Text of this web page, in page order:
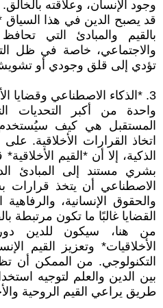
وجود الإنسان، وعلاقته بالخالق.
قد يصبح الدين في هذا السياق
بالقيم والمبادئ التي
والاجتماعي، خاصة في ظل
تؤدي إلى قلق وجودي أو
3. *الذكاء الاصطناعي وقضايا الأخلاق والضمير*
واحدة من أكبر التحديات
المستقبل هي كيف
اتخاذ القرارات الأخلاقية.
الذكية، إلا أن *القيم
بشري مستند إلى المبادئ
الاصطناعي أن يتخذ قرارات
والحقوق الإنسانية،
القضايا غالبًا ما تكون مرتبطة
من هنا، سيكون للدين
الأخلاقيات* وتعزيز القيم
التكنولوجي. من الممكن أن
بين الدين والعلم لتوجيه
طريق يراعي القيم الروحية